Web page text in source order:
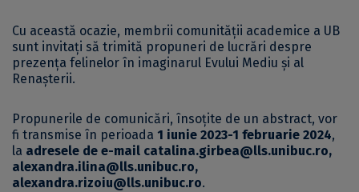
Cu această ocazie, membrii comunității academice a UB
sunt invitați să trimită propuneri de lucrări despre
prezența felinelor în imaginarul Evului Mediu și al
Renașterii.
Propunerile de comunicări, însoțite de un abstract, vor
fi transmise în perioada 1 iunie 2023-1 februarie 2024,
la adresele de e-mail catalina.girbea@lls.unibuc.ro,
alexandra.ilina@lls.unibuc.ro,
alexandra.rizoiu@lls.unibuc.ro.